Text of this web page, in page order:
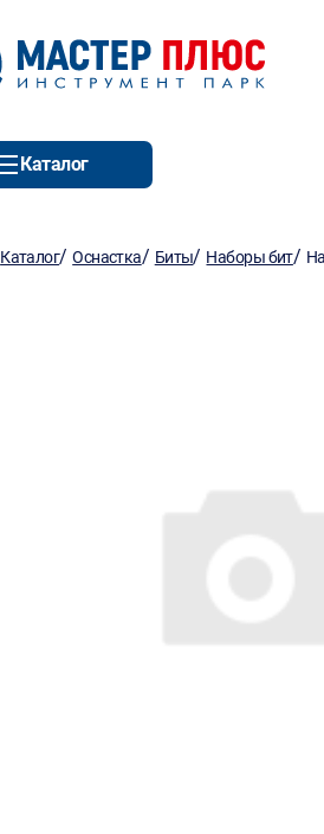
Каталог
Каталог/Оснастка/ Биты/ Наборы бит/